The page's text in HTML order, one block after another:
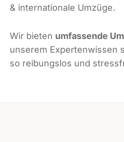
& internationale Umzüge.
Wir bieten umfassende
unserem Expertenwissen
so reibungslos und